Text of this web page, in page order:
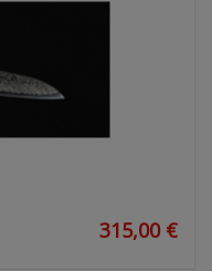
315,00 €